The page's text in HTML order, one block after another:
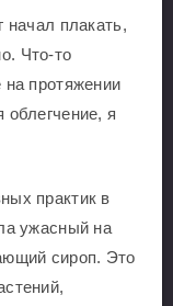
начал плакать,
Что-то
на протяжении
я
практик в
ужасный на
сироп. Это